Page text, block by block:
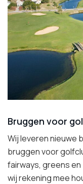
Bruggen voor
Wij leveren nieuwe
bruggen voor
fairways, greens
wij rekening mee